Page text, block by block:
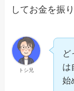
してお金を振
トシ兄
ど
は
始